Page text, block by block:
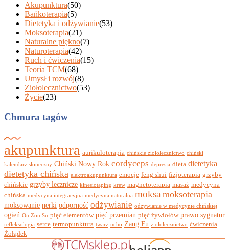
Akupunktura(50)
Bańkoterapia(5)
Dietetyka i odżywianie(53)
Moksoterapia(21)
Naturalne piękno(7)
Naturoterapia(42)
Ruch i ćwiczenia(15)
Teoria TCM(68)
Umysł i rozwój(8)
Ziołolecznictwo(53)
Życie(23)
Chmura tagów
akupunktura aurikuloterapia chińskie ziołolecznictwo chiński
kalendarz słoneczny Chiński Nowy Rok cordyceps depresja dieta dietetyka
dietetyka chińska elektroakupunktura emocje feng shui fizjoterapia grzyby
chińskie grzyby lecznicze kinesiotaping krew magnetoterapia masaż medycyna
chińska medycyna integracyjna medycyna naturalna moksa moksoterapia
moksowanie nerki odporność odżywianie odżywianie w medycynie chińskiej
ogień On Zon Su pięć elementów pięć przemian pięć żywiołów prawo sygnatur
refleksologia serce termopunktura twarz ucho Zang Fu ziołolecznictwo ćwiczenia
Żołądek